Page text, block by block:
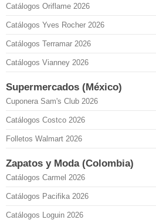
Catálogos Oriflame 2026
Catálogos Yves Rocher 2026
Catálogos Terramar 2026
Catálogos Vianney 2026
Supermercados (México)
Cuponera Sam's Club 2026
Catálogos Costco 2026
Folletos Walmart 2026
Zapatos y Moda (Colombia)
Catálogos Carmel 2026
Catálogos Pacifika 2026
Catálogos Loguin 2026